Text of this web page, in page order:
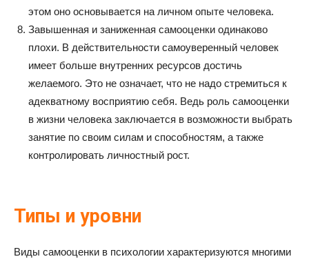
этом оно основывается на личном опыте человека.
Завышенная и заниженная самооценки одинаково
плохи. В действительности самоуверенный человек
имеет больше внутренних ресурсов достичь
желаемого. Это не означает, что не надо стремиться к
адекватному восприятию себя. Ведь роль самооценки
в жизни человека заключается в возможности выбрать
занятие по своим силам и способностям, а также
контролировать личностный рост.
Типы и уровни
Виды самооценки в психологии характеризуются многими